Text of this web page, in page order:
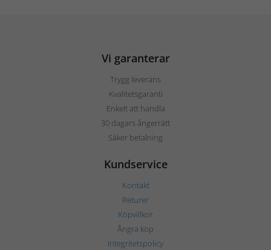
Vi garanterar
Trygg leverans
Kvalitetsgaranti
Enkelt att handla
30 dagars ångerrätt
Säker betalning
Kundservice
Kontakt
Returer
Köpvillkor
Ångra köp
Integritetspolicy